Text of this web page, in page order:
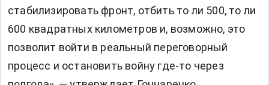
стабилизировать фронт, отбить то ли 500, то ли
600 квадратных километров и, возможно, это
позволит войти в реальный переговорный
процесс и остановить войну где-то через